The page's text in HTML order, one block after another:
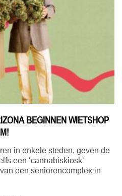
BEGINNEN WIETSHOP
in enkele steden, geven de
een ‘cannabiskiosk’
een seniorencomplex in